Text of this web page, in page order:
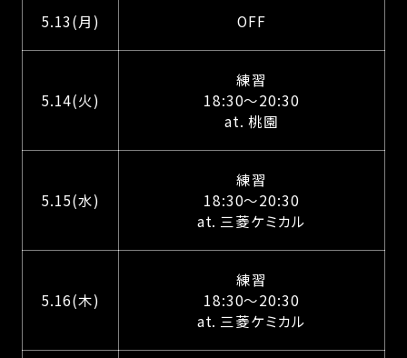
5.13(月) OFF
5.14(火)
練習
18:30～20:30
at. 桃園
5.15(水)
練習
18:30～20:30
at. 三菱ケミカル
5.16(木)
練習
18:30～20:30
at. 三菱ケミカル